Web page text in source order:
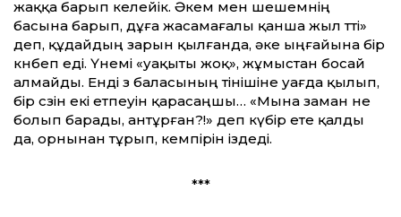
жаққа барып келейік. Әкем мен шешемнің
басына барып, дұға жасамағалы қанша жыл өтті»
деп, құдайдың зарын қылғанда, әке ыңғайына бір
көнбеп еді. Үнемі «уақыты жоқ», жұмыстан босай
алмайды. Енді өз баласының өтінішіне уағда қылып,
бір сөзін екі етпеуін қарасаңшы… «Мына заман не
болып барады, антұрған?!» деп күбір ете қалды
да, орнынан тұрып, кемпірін іздеді.
***